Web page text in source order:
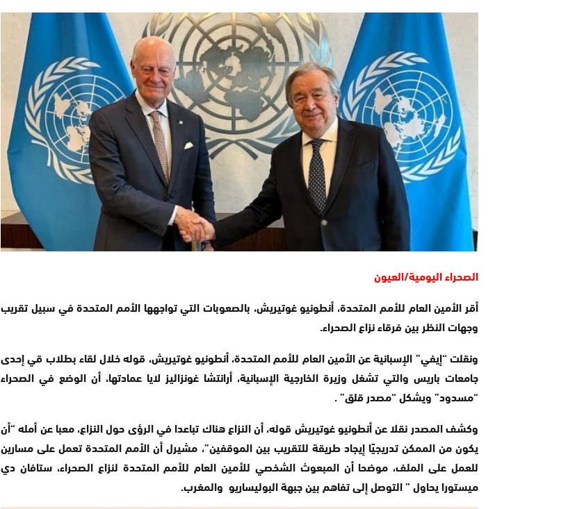
الصحراء اليومية/العيون
أقر الأمين العام للأمم المتحدة، أنطونيو غوتيريش، بالصعوبات التي تواجهها الأمم المتحدة في سبيل تقريب
وجهات النظر بين فرقاء نزاع الصحراء.
ونقلت “إيفي” الإسبانية عن الأمين العام للأمم المتحدة، أنطونيو غوتيريش، قوله خلال لقاء بطلاب قي إحدى
جامعات باريس والتي تشغل وزيرة الخارجية الإسبانية، أرانتشا غونزاليز لايا عمادتها، أن الوضع في الصحراء
“مسدود” ويشكل “مصدر قلق” .
وكشف المصدر نقلا عن أنطونيو غوتيريش قوله، أن النزاع هناك تباعدا في الرؤى حول النزاع، معبا عن أمله “أن
يكون من الممكن تدريجيًا إيجاد طريقة للتقريب بين الموقفين”، مشيرل أن الأمم المتحدة تعمل على مسارين
للعمل على الملف، موضحا أن المبعوث الشخصي للأمين العام للأمم المتحدة لنزاع الصحراء، ستافان دي
ميستورا يحاول ” التوصل إلى تفاهم بين جبهة البوليساريو والمغرب.